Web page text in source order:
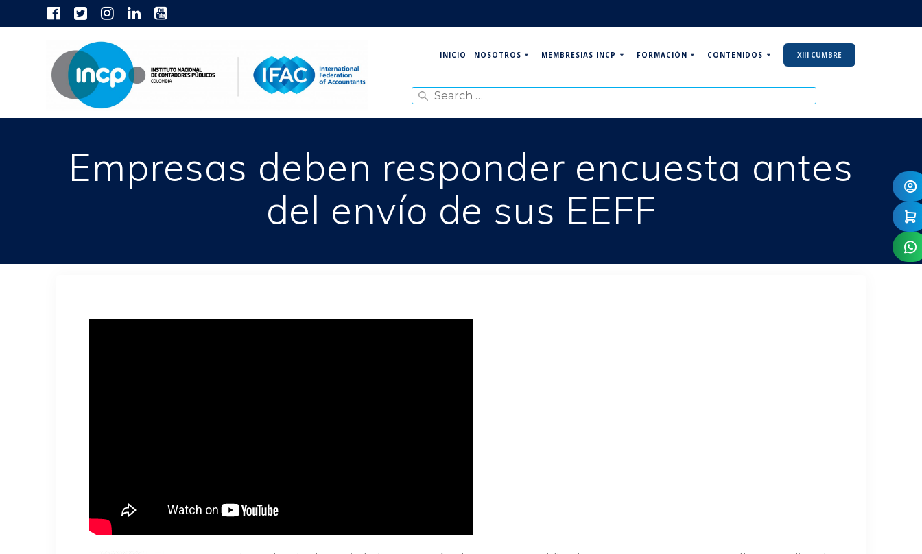
INICIO NOSOTROS MEMBRESIAS INCP FORMACIÓN CONTENIDOS XIII CUMBRE
for:
Empresas deben responder encuesta antes
del envío de sus EEFF